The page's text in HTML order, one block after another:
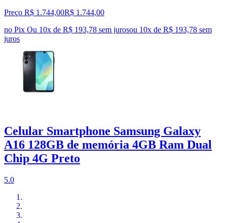
Preço R$ 1.744,00R$ 1.744,00
no Pix Ou 10x de R$ 193,78 sem jurosou 10x de R$ 193,78 sem
juros
Celular Smartphone Samsung Galaxy
A16 128GB de memória 4GB Ram Dual
Chip 4G Preto
5.0